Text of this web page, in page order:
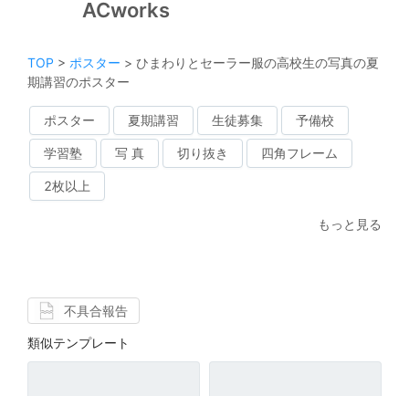
ACworks
TOP > ポスター > ひまわりとセーラー服の高校生の写真の夏
期講習のポスター
ポスター 夏期講習 生徒募集 予備校
学習塾 写 真 切り抜き 四角フレーム
2枚以上
もっと見る
不具合報告
類似テンプレート